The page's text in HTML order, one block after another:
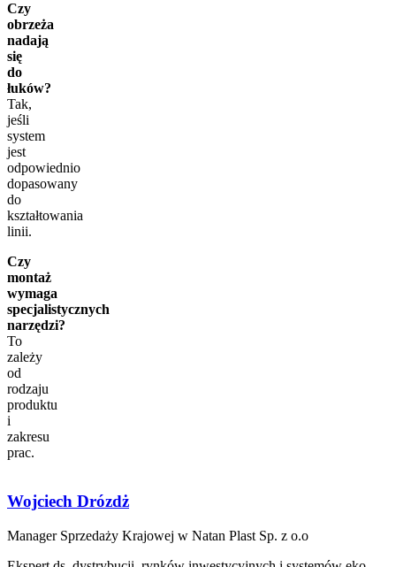
Czy
obrzeża
nadają
się
do
łuków?
Tak,
jeśli
system
jest
odpowiednio
dopasowany
do
kształtowania
linii.
Czy
montaż
wymaga
specjalistycznych
narzędzi?
To
zależy
od
rodzaju
produktu
i
zakresu
prac.
Wojciech Drózdż
Manager Sprzedaży Krajowej w Natan Plast Sp. z o.o